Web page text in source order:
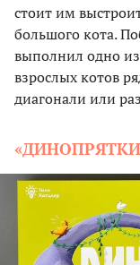
стоит им
большого кота.
выполнил одно из
взрослых котов
диагонали или